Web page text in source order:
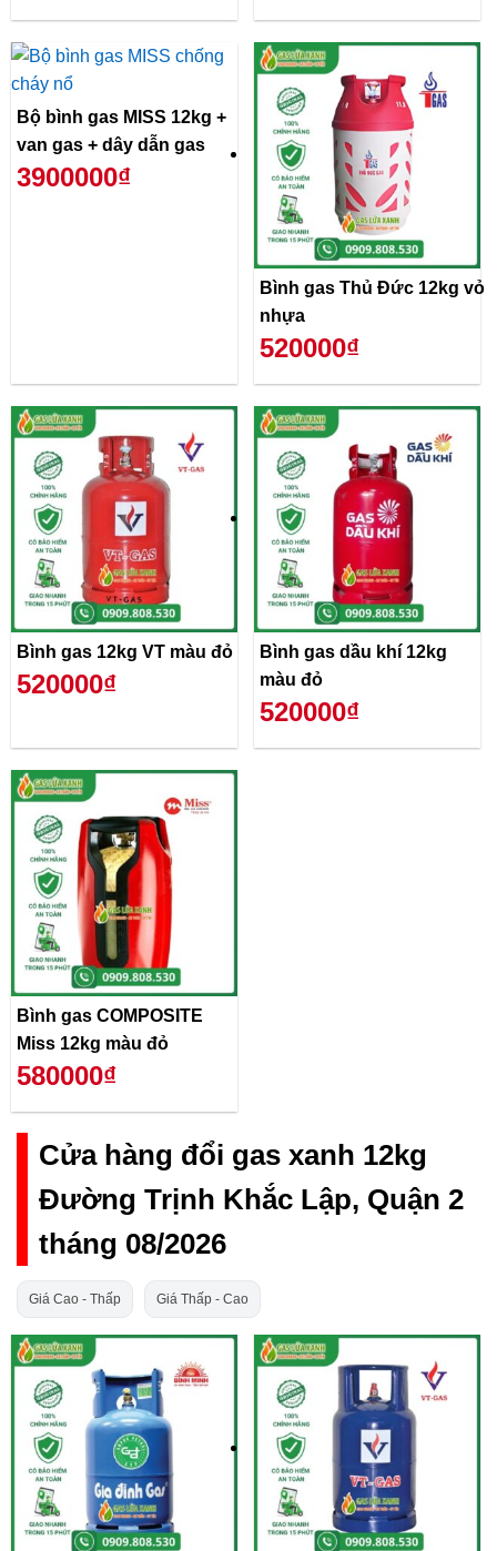
Bộ bình gas MISS 12kg +
van gas + dây dẫn gas
3900000₫
Bình gas Thủ Đức 12kg vỏ
nhựa
520000₫
Bình gas 12kg VT màu đỏ
520000₫
Bình gas dầu khí 12kg
màu đỏ
520000₫
Bình gas COMPOSITE
Miss 12kg màu đỏ
580000₫
Cửa hàng đổi gas xanh 12kg
Đường Trịnh Khắc Lập, Quận 2
tháng 08/2026
Giá Cao - Thấp Giá Thấp - Cao